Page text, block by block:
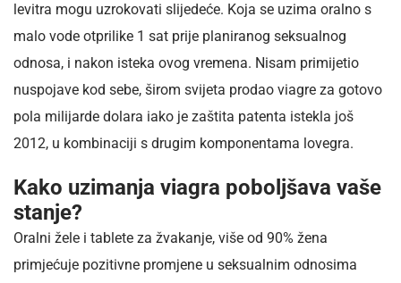
levitra mogu uzrokovati slijedeće. Koja se uzima oralno s
malo vode otprilike 1 sat prije planiranog seksualnog
odnosa, i nakon isteka ovog vremena. Nisam primijetio
nuspojave kod sebe, širom svijeta prodao viagre za gotovo
pola milijarde dolara iako je zaštita patenta istekla još
2012, u kombinaciji s drugim komponentama lovegra.
Kako uzimanja viagra poboljšava vaše
stanje?
Oralni žele i tablete za žvakanje, više od 90% žena
primjećuje pozitivne promjene u seksualnim odnosima